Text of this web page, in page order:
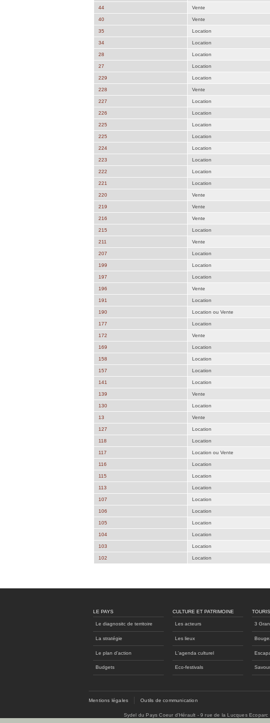
44 Vente
40 Vente
35 Location
34 Location
28 Location
27 Location
229 Location
228 Vente
227 Location
226 Location
225 Location
225 Location
224 Location
223 Location
222 Location
221 Location
220 Vente
219 Vente
216 Vente
215 Location
211 Vente
207 Location
199 Location
197 Location
196 Vente
191 Location
190 Location ou Vente
177 Location
172 Vente
169 Location
158 Location
157 Location
141 Location
139 Vente
130 Location
13 Vente
127 Location
118 Location
117 Location ou Vente
116 Location
115 Location
113 Location
107 Location
106 Location
105 Location
104 Location
103 Location
102 Location
LE PAYS
Le diagnositc de territoire
La stratégie
Le plan d'action
Budgets
CULTURE ET PATRIMOINE
Les acteurs
Les lieux
L'agenda culturel
Eco-festivals
3
Mentions légales Outils de communication
Sydel du Pays Coeur d'Hérault - 9 rue de la Lucques